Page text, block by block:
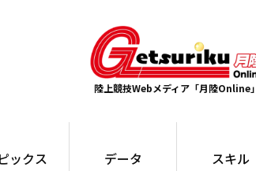
陸上競技Webメディア「月陸Online」
ックス データ スキル